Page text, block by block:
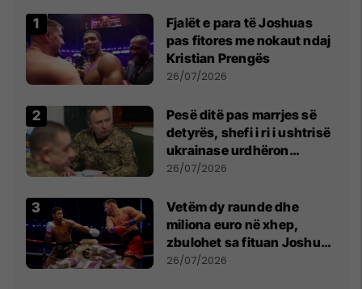
Fjalët e para të Joshuas
pas fitores me nokaut ndaj
Kristian Prengës
26/07/2026
Pesë ditë pas marrjes së
detyrës, shefi i ri i ushtrisë
ukrainase urdhëron
kontroll të madh
26/07/2026
Vetëm dy raunde dhe
miliona euro në xhep,
zbulohet sa fituan Joshua
e Prenga
26/07/2026